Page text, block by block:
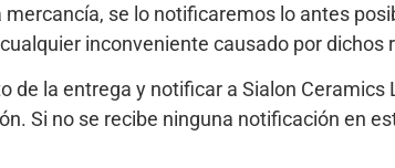
se lo notificaremos lo antes
inconveniente causado por dichos
de la entrega y notificar a Sialon Ceramics
Si no se recibe ninguna notificación en